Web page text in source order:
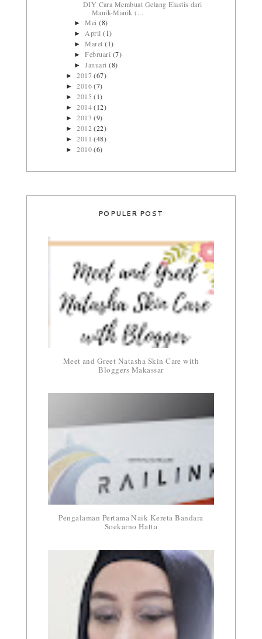
DIY Cara Membuat Gelang Elastis dari
Manik-Manik (...
►Mei(8)
► April(1)
►Maret(1)
►Februari (7)
►Januari(8)
►2017(67)
►2016(7)
►2015(1)
►2014(12)
►2013(9)
►2012(22)
►2011(48)
►2010(6)
POPULER POST
Meet and Greet Natasha Skin Care with
Bloggers Makassar
Pengalaman Pertama Naik Kereta Bandara
Soekarno Hatta